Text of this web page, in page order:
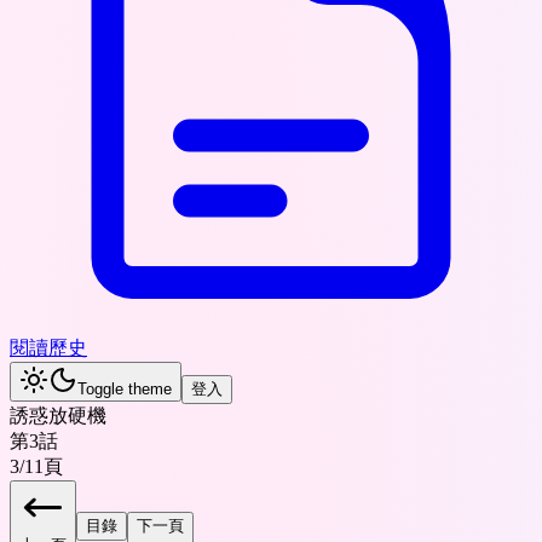
閱讀歷史
Toggle theme 登入
誘惑放硬機
第3話
3/11 頁
目錄 下一頁